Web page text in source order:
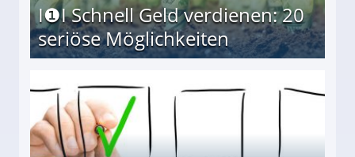
I❶I Schnell Geld verdienen: 20
seriöse Möglichkeiten